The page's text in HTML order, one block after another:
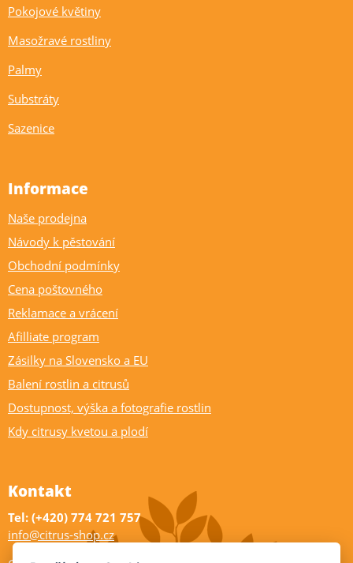
Pokojové květiny
Masožravé rostliny
Palmy
Substráty
Sazenice
Informace
Naše prodejna
Návody k pěstování
Obchodní podmínky
Cena poštovného
Reklamace a vrácení
Afilliate program
Zásilky na Slovensko a EU
Balení rostlin a citrusů
Dostupnost, výška a fotografie rostlin
Kdy citrusy kvetou a plodí
Kontakt
Tel: (+420) 774 721 757
info@citrus-shop.cz